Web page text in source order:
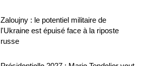
Zaloujny : le potentiel militaire de
l'Ukraine est épuisé face à la riposte
russe